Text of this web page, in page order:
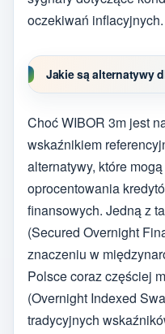
oczekiwań inflacyjnych.
Jakie są alternatywy
Choć WIBOR 3m jest
wskaźnikiem
alternatywy, które
oprocentowania
finansowych. Jedną z
(Secured Overnight
znaczeniu w
Polsce coraz częściej
(Overnight Indexed
tradycyjnych